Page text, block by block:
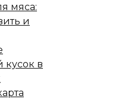
мяса:
и
в